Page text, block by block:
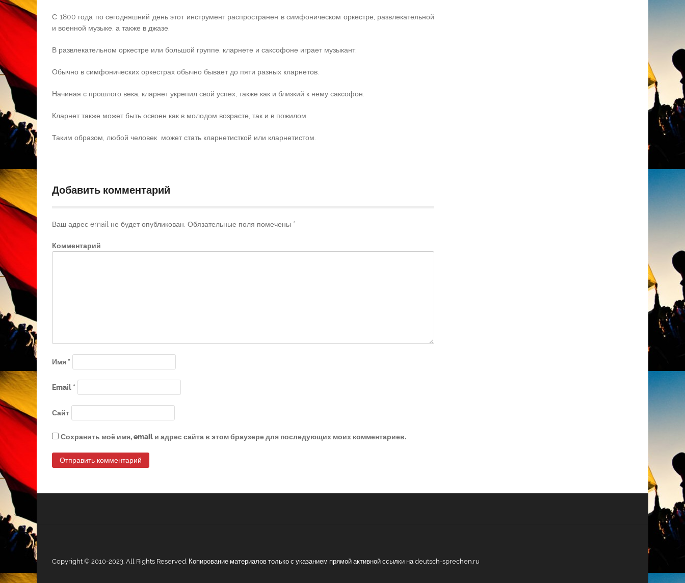
С 1800 года по сегодняшний день этот инструмент распространен в симфоническом оркестре, развлекательной
и военной музыке, а также в джазе.
В развлекательном оркестре или большой группе, кларнете и саксофоне играет музыкант.
Обычно в симфонических оркестрах обычно бывает до пяти разных кларнетов.
Начиная с прошлого века, кларнет укрепил свой успех, также как и близкий к нему саксофон.
Кларнет также может быть освоен как в молодом возрасте, так и в пожилом.
Таким образом, любой человек может стать кларнетисткой или кларнетистом.
Добавить комментарий
Ваш адрес email не будет опубликован. Обязательные поля помечены *
Комментарий
Имя*
Email*
Сайт
Сохранить моё имя, email и адрес сайта в этом браузере для последующих моих комментариев.
Copyright © 2010-2023. All Rights Reserved. Копирование материалов только с указанием прямой активной ссылки на deutsch-sprechen.ru